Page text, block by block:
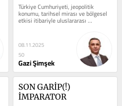
BAKIŞI
Türkiye Cumhuriyeti, jeopolitik
konumu, tarihsel mirası ve bölgesel
etkisi itibariyle uluslararası
ilişkilerde daima önemli bir aktör...
08.11.2025
50
Gazi Şimşek
SON GARİP(!)
İMPARATOR